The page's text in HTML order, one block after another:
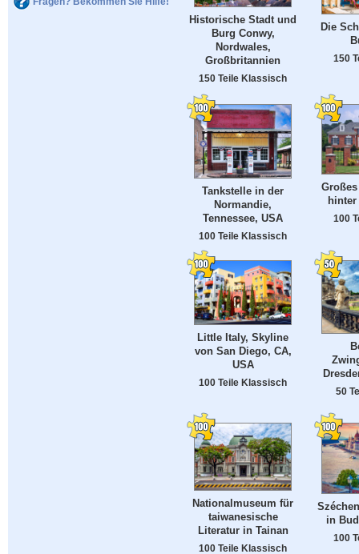
Historische Stadt und
Burg Conwy,
Nordwales,
Großbritannien
150 Teile Klassisch
Die
150
Tankstelle in der
Normandie,
Tennessee, USA
100 Teile Klassisch
100
Little Italy, Skyline
von San Diego, CA,
USA
100 Teile Klassisch
50
Nationalmuseum für
taiwanesische
Literatur in Tainan
100 Teile Klassisch
in
100